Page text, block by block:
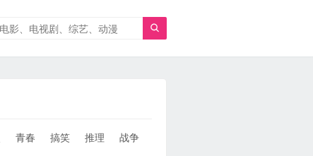

青春 搞笑 推理 战争